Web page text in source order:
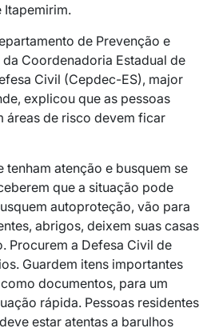
Itapemirim.
de Prevenção e
da Coordenadoria Estadual de
Civil (Cepdec-ES), major
explicou que as pessoas
áreas de risco devem ficar
tenham atenção e busquem se
que a situação pode
autoproteção, vão para
abrigos, deixem suas casas
Procurem a Defesa Civil de
Guardem itens importantes
documentos, para um
rápida. Pessoas residentes
estar atentas a barulhos